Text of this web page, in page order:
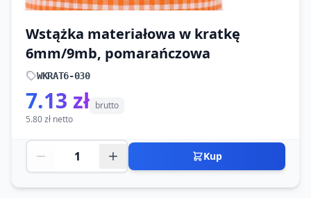
Wstążka materiałowa w kratkę
6mm/9mb, pomarańczowa
WKRAT6-030
7.13 zł brutto
5.80 zł netto
Kup